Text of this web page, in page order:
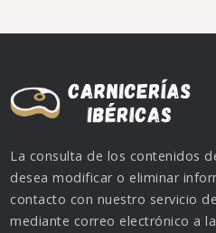
La consulta de los contenidos
desea modificar o eliminar
contacto con nuestro servicio
mediante correo electrónico a